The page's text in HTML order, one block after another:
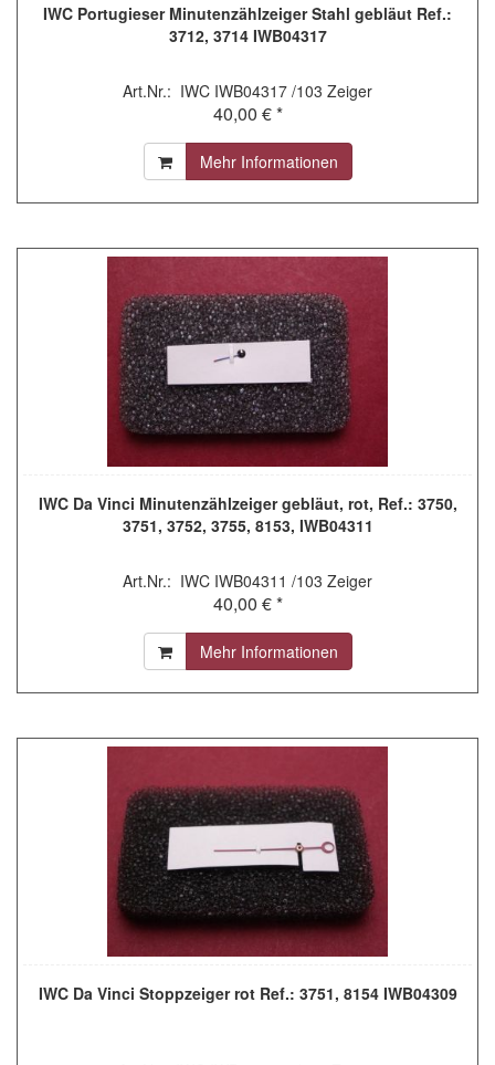
IWC Portugieser Minutenzählzeiger Stahl gebläut Ref.:
3712, 3714 IWB04317
Art.Nr.: IWC IWB04317 /103 Zeiger
40,00 € *
Mehr Informationen
IWC Da Vinci Minutenzählzeiger gebläut, rot, Ref.: 3750,
3751, 3752, 3755, 8153, IWB04311
Art.Nr.: IWC IWB04311 /103 Zeiger
40,00 € *
Mehr Informationen
IWC Da Vinci Stoppzeiger rot Ref.: 3751, 8154 IWB04309